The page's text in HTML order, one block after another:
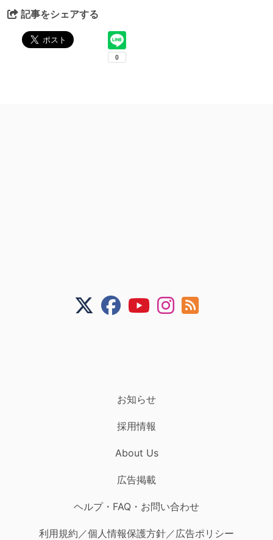
記事をシェアする
お知らせ
採用情報
About Us
広告掲載
ヘルプ・FAQ・お問い合わせ
利用規約／個人情報保護方針／広告ポリシー